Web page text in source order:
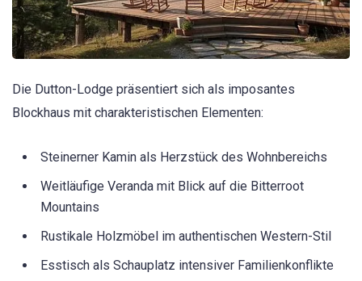
Die Dutton-Lodge präsentiert sich als imposantes
Blockhaus mit charakteristischen Elementen:
Steinerner Kamin als Herzstück des Wohnbereichs
Weitläufige Veranda mit Blick auf die Bitterroot
Mountains
Rustikale Holzmöbel im authentischen Western-Stil
Esstisch als Schauplatz intensiver Familienkonflikte